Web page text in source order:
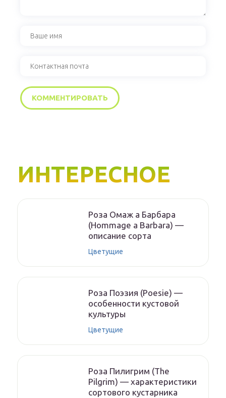
ИНТЕРЕСНОЕ
Роза Омаж а Барбара
(Hommage a Barbara) —
описание сорта
Цветущие
Роза Поэзия (Poesie) —
особенности кустовой
культуры
Цветущие
Роза Пилигрим (The
Pilgrim) — характеристики
сортового кустарника